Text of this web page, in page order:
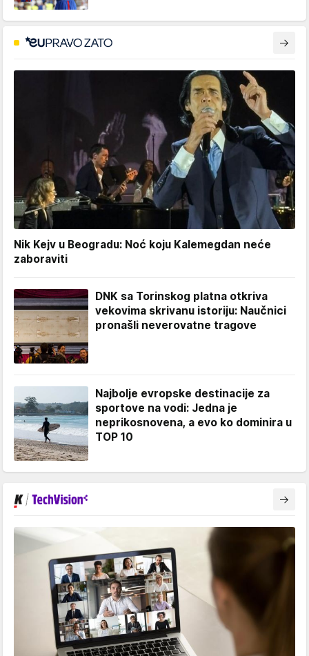
Nik Kejv u Beogradu: Noć koju Kalemegdan neće
zaboraviti
DNK sa Torinskog platna otkriva
vekovima skrivanu istoriju: Naučnici
pronašli neverovatne tragove
Najbolje evropske destinacije za
sportove na vodi: Jedna je
neprikosnovena, a evo ko dominira u
TOP 10